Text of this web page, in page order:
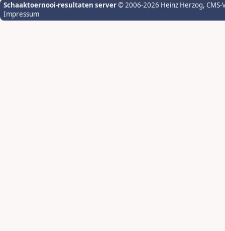
Schaaktoernooi-resultaten server© 2006-2026 Heinz Herzog,
Impressum